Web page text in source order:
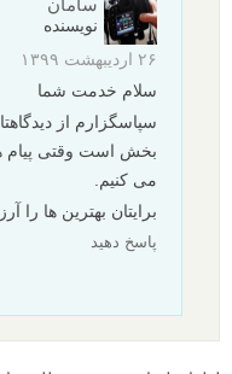
نویسنده
۲۶ اردیبهشت ۱۳۹۹
سلام خدمت شما
سپاسگزارم از
بخش است وقتی پیام
می کنیم.
برایتان بهترین ها را
پاسخ دهید